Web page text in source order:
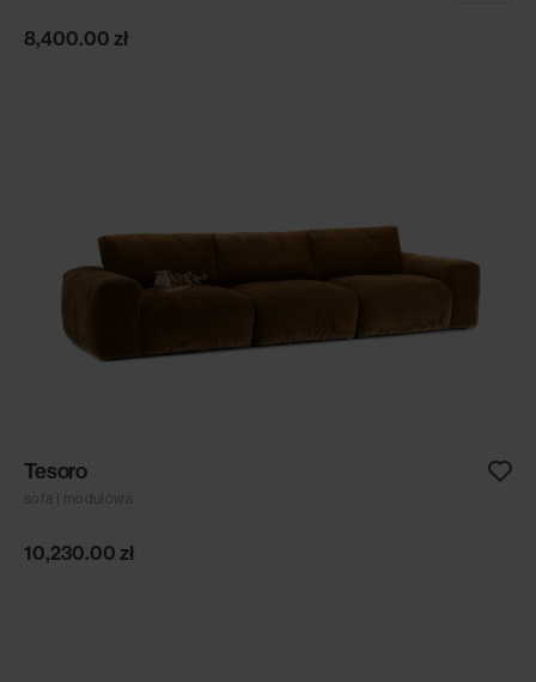
8,400.00 zł
Tesoro
sofa | modułowa
10,230.00 zł